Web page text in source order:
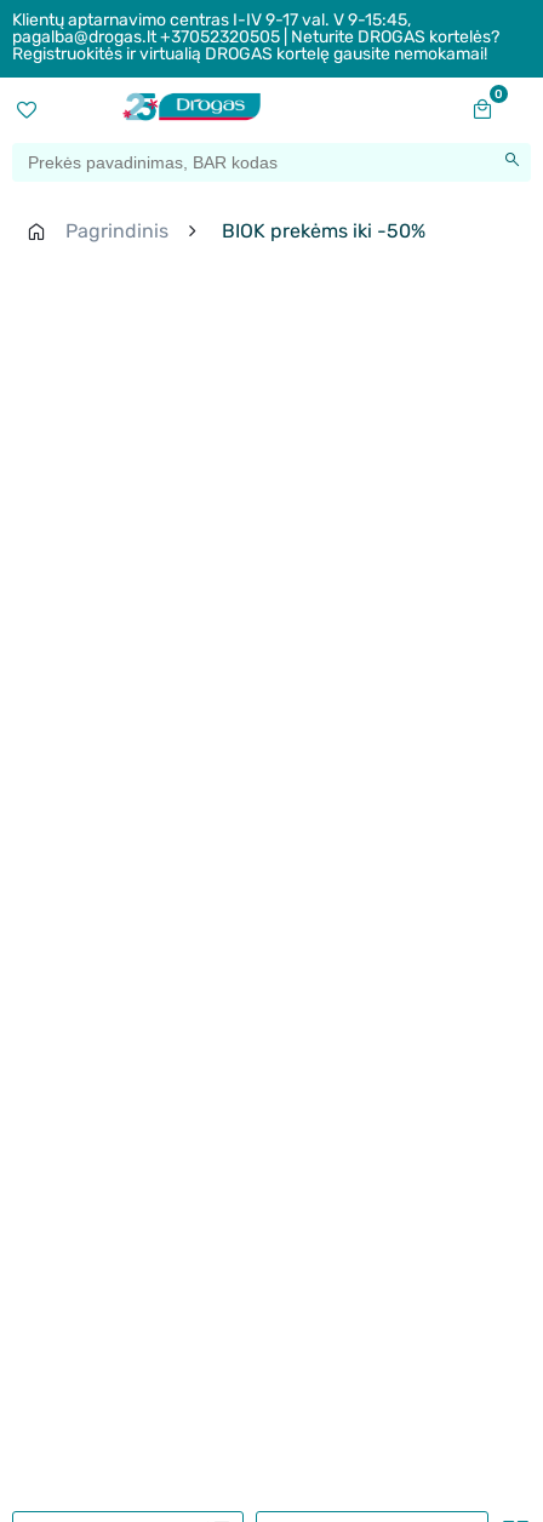
Klientų aptarnavimo centras I-IV 9-17 val. V 9-15:45,
pagalba@drogas.lt +37052320505 | Neturite DROGAS kortelės?
Registruokitės ir virtualią DROGAS kortelę gausite nemokamai!
0
Pagrindinis BIOK prekėms iki -50%